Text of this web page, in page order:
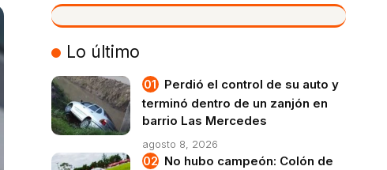
VIVO
Lo último
Perdió el control de su auto y
terminó dentro de un zanjón en
barrio Las Mercedes
agosto 8, 2026
No hubo campeón: Colón de